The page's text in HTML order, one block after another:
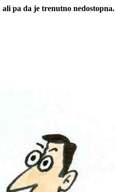
pa da je trenutno nedostopna.